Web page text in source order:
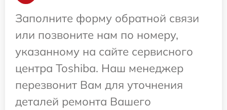
Заполните форму обратной связи
или позвоните нам по номеру,
указанному на сайте сервисного
центра Toshiba. Наш менеджер
перезвонит Вам для уточнения
деталей ремонта Вашего